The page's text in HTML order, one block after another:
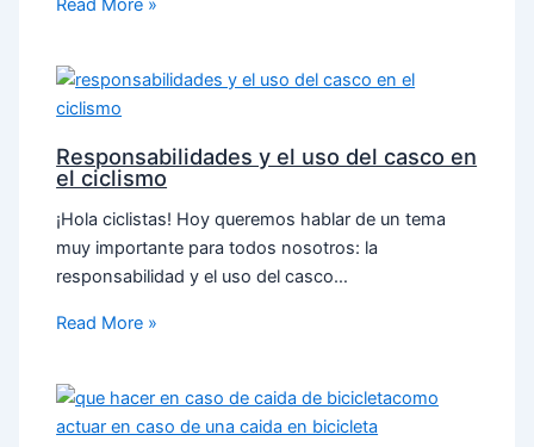
Read More »
Responsabilidades y el uso del casco en
el ciclismo
¡Hola ciclistas! Hoy queremos hablar de un tema
muy importante para todos nosotros: la
responsabilidad y el uso del casco…
Read More »